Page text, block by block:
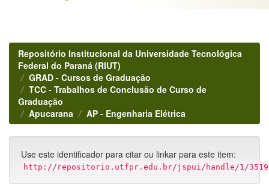
Repositório Institucional da Universidade Tecnológica
Federal do Paraná (RIUT)
GRAD - Cursos de Graduação
TCC - Trabalhos de Conclusão de Curso de
Graduação
Apucarana
AP - Engenharia Elétrica
Use este identificador para citar ou linkar para este item:
http://repositorio.utfpr.edu.br/jspui/handle/1/